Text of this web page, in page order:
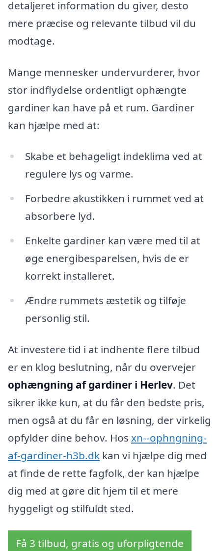
detaljeret information du giver, desto
mere præcise og relevante tilbud vil du
modtage.
Mange mennesker undervurderer, hvor
stor indflydelse ordentligt ophængte
gardiner kan have på et rum. Gardiner
kan hjælpe med at:
Skabe et behageligt indeklima ved at
regulere lys og varme.
Forbedre akustikken i rummet ved at
absorbere lyd.
Enkelte gardiner kan være med til at
øge energibesparelsen, hvis de er
korrekt installeret.
Ændre rummets æstetik og tilføje
personlig stil.
At investere tid i at indhente flere tilbud
er en klog beslutning, når du overvejer
ophængning af gardiner i Herlev. Det
sikrer ikke kun, at du får den bedste pris,
men også at du får en løsning, der virkelig
opfylder dine behov. Hos xn--ophngning-
af-gardiner-h3b.dk kan vi hjælpe dig med
at finde de rette fagfolk, der kan hjælpe
dig med at gøre dit hjem til et mere
hyggeligt og stilfuldt sted.
Få 3 tilbud, gratis og uforpligtende